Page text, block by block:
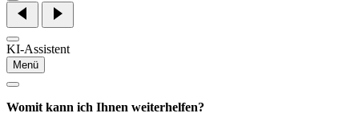
KI-Assistent
Menü
Womit kann ich Ihnen weiterhelfen?